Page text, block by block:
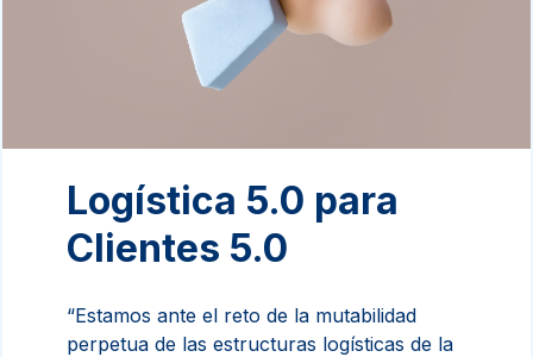
Logística 5.0 para
Clientes 5.0
“Estamos ante el reto de la mutabilidad
perpetua de las estructuras logísticas de la